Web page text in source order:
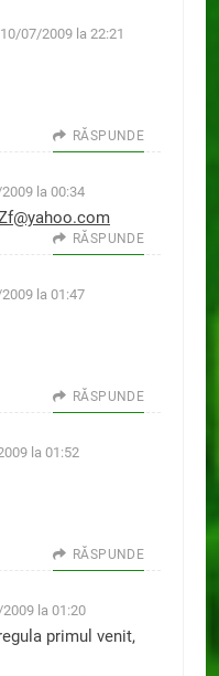
10/07/2009 la 22:21
RĂSPUNDE
la 00:34
RĂSPUNDE
la 01:47
RĂSPUNDE
la 01:52
RĂSPUNDE
la 01:20
primul venit,